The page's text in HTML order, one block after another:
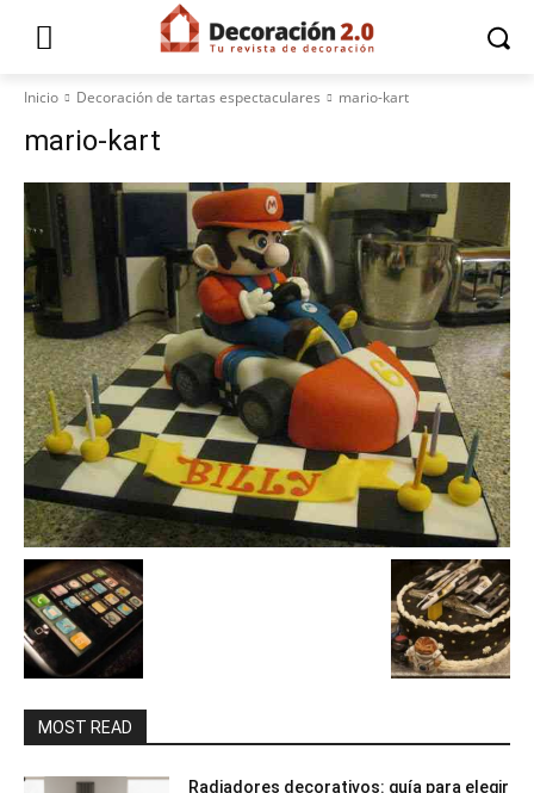
Inicio Decoración de tartas espectaculares mario-kart
mario-kart
MOST READ
Radiadores decorativos: guía para elegir